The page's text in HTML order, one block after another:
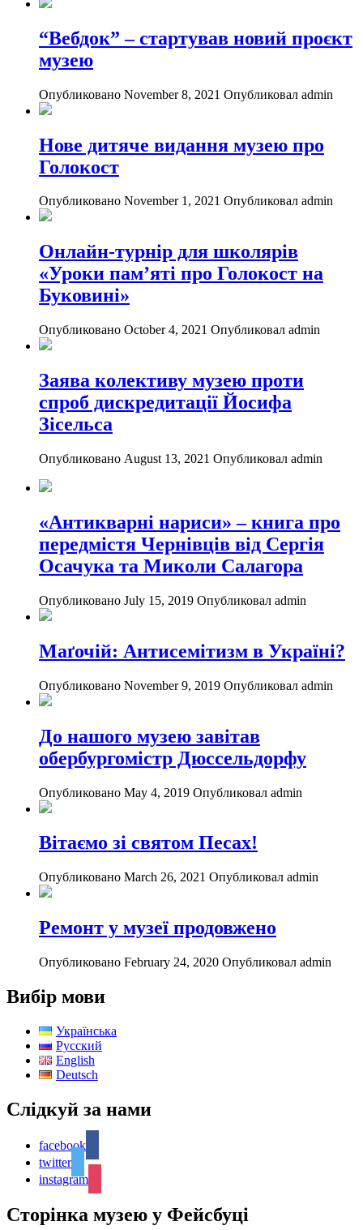
“Вебдок” – стартував новий проєкт
музею
Опубликовано November 8, 2021 Опубликовал admin
Нове дитяче видання музею про
Голокост
Опубликовано November 1, 2021 Опубликовал admin
Онлайн-турнір для школярів
«Уроки пам’яті про Голокост на
Буковині»
Опубликовано October 4, 2021 Опубликовал admin
Заява колективу музею проти
спроб дискредитації Йосифа
Зісельса
Опубликовано August 13, 2021 Опубликовал admin
«Антикварні нариси» – книга про
передмістя Чернівців від Сергія
Осачука та Миколи Салагора
Опубликовано July 15, 2019 Опубликовал admin
Маґочій: Антисемітизм в Україні?
Опубликовано November 9, 2019 Опубликовал admin
До нашого музею завітав
обербургомістр Дюссельдорфу
Опубликовано May 4, 2019 Опубликовал admin
Вітаємо зі святом Песах!
Опубликовано March 26, 2021 Опубликовал admin
Ремонт у музеї продовжено
Опубликовано February 24, 2020 Опубликовал admin
Вибір мови
Українська
Русский
English
Deutsch
Слідкуй за нами
facebook
twitter
instagram
Сторінка музею у Фейсбуці